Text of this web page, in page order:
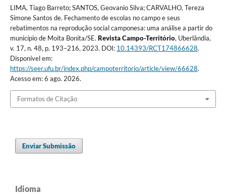
LIMA, Tiago Barreto; SANTOS, Geovanio Silva; CARVALHO, Tereza
Simone Santos de. Fechamento de escolas no campo e seus
rebatimentos na reprodução social camponesa: uma análise a partir do
município de Moita Bonita/SE. Revista Campo-Território, Uberlândia,
v. 17, n. 48, p. 193–216, 2023. DOI: 10.14393/RCT174866628.
Disponível em:
https://seer.ufu.br/index.php/campoterritorio/article/view/66628.
Acesso em: 6 ago. 2026.
Formatos de Citação
Enviar Submissão
Idioma